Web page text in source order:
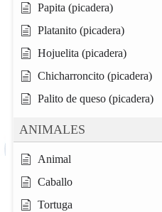
Papita (picadera)
Platanito (picadera)
Hojuelita (picadera)
Chicharroncito (picadera)
Palito de queso (picadera)
ANIMALES
Animal
Caballo
Tortuga